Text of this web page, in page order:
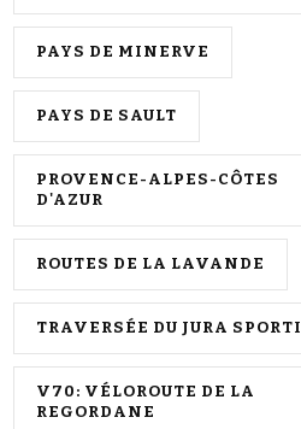
PAYS DE MINERVE
PAYS DE SAULT
PROVENCE-ALPES-CÔTES
D'AZUR
ROUTES DE LA LAVANDE
TRAVERSÉE DU JURA
V70: VÉLOROUTE DE LA
REGORDANE